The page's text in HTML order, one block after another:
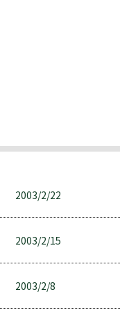
2003/2/22
2003/2/15
2003/2/8